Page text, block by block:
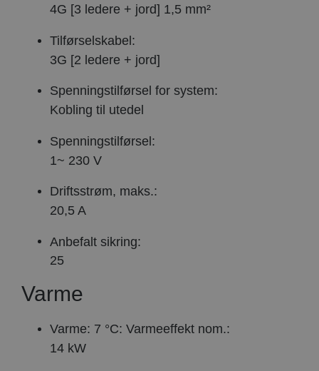
4G [3 ledere + jord] 1,5 mm²
Tilførselskabel:
3G [2 ledere + jord]
Spenningstilførsel for system:
Kobling til utedel
Spenningstilførsel:
1~ 230 V
Driftsstrøm, maks.:
20,5 A
Anbefalt sikring:
25
Varme
Varme: 7 °C: Varmeeffekt nom.:
14 kW